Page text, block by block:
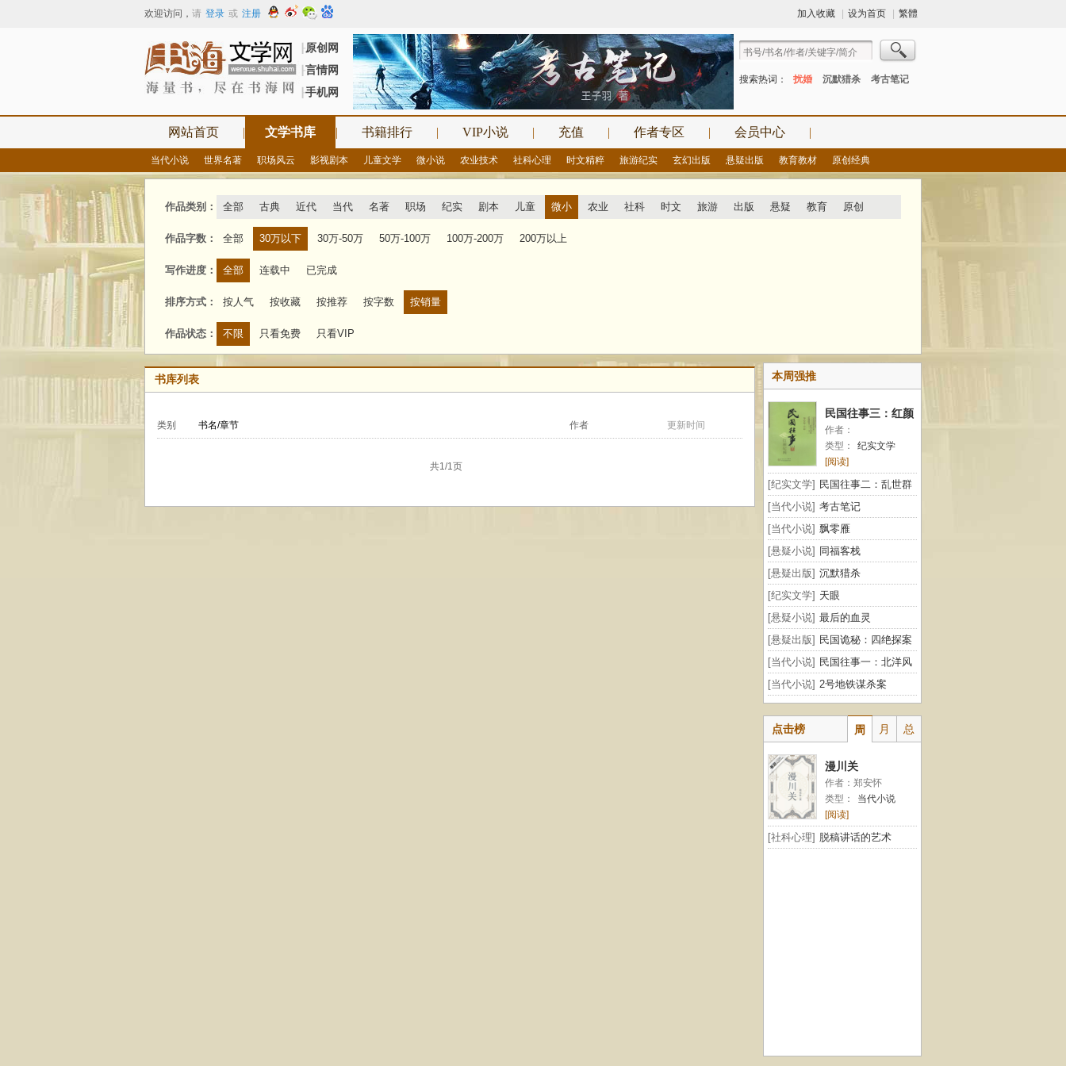
欢迎访问 ， 请 登录 或 注册 加入收藏 设为首页 繁體
┠原创网
┠言情网
┠手机网
搜索热词： 扰婚 沉默猎杀 考古笔记
网站首页 | 文学书库 | 书籍排行 | VIP小说 | 充值 | 作者专区 | 会员中心 |
当代小说 世界名著 职场风云 影视剧本 儿童文学 微小说 农业技术 社科心理 时文精粹 旅游纪实 玄幻出版 悬疑出版 教育教材 原创经典
作品类别： 全部 古典 近代 当代 名著 职场 纪实 剧本 儿童 微小 农业 社科 时文 旅游 出版 悬疑 教育 原创
作品字数： 全部 30万以下 30万-50万 50万-100万 100万-200万 200万以上
写作进度： 全部 连载中 已完成
排序方式： 按人气 按收藏 按推荐 按字数 按销量
作品状态： 不限 只看免费 只看VIP
书库列表
类别 书名/章节 作者 更新时间
共1/1页
本周强推
民国往事三：红颜
纪闻
作者：
类型：
纪实文学
[阅读]
[纪实文学] 民国往事二：乱世群
雄
[当代小说] 考古笔记
[当代小说] 飘零雁
[悬疑小说] 同福客栈
[悬疑出版] 沉默猎杀
[纪实文学] 天眼
[悬疑小说] 最后的血灵
[悬疑出版] 民国诡秘：四绝探案
[当代小说] 民国往事一：北洋风
云
[当代小说] 2号地铁谋杀案
点击榜 周 月 总
漫川关
作者：郑安怀
类型：
当代小说
[阅读]
[社科心理] 脱稿讲话的艺术